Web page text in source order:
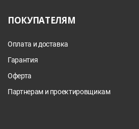
ПОКУПАТЕЛЯМ
Оплата и доставка
Гарантия
Оферта
Партнерам и проектировщикам